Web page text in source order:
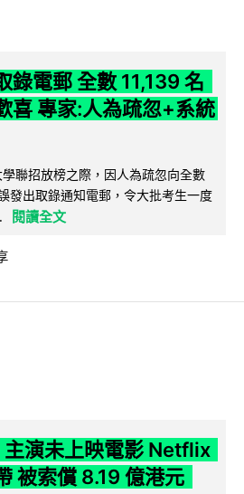
錄電郵 全數 11,139 名
喜 專家:人為疏忽+系統
聯招放榜之際，因人為疏忽向全數
發出取錄通知電郵，令大批考生一度
閱讀全文
演未上映電影 Netflix
被索償 8.19 億港元